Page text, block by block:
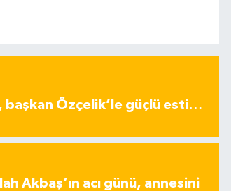
başkan Özçelik’le güçlü esti…
Akbaş’ın acı günü, annesini